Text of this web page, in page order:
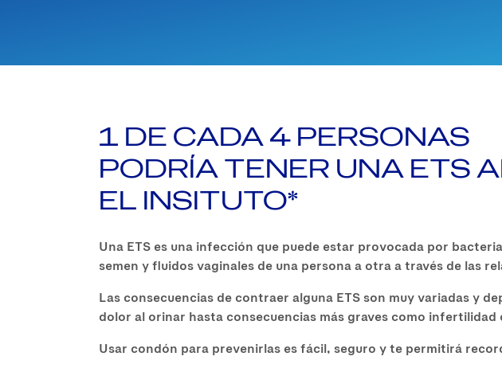
1 DE CADA 4 PERSONAS
PODRÍA TENER UNA ETS
EL INSITUTO*
Una ETS es una infección que puede estar provocada por
semen y fluidos vaginales de una persona a otra a través de las
Las consecuencias de contraer alguna ETS son muy variadas y
dolor al orinar hasta consecuencias más graves como infertilidad
Usar condón para prevenirlas es fácil, seguro y te permitirá